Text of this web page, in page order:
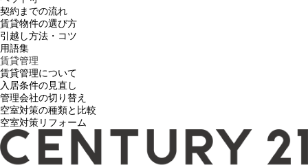
契約までの流れ
賃貸物件の選び方
引越し方法・コツ
用語集
賃貸管理
賃貸管理について
入居条件の見直し
管理会社の切り替え
空室対策の種類と比較
空室対策リフォーム